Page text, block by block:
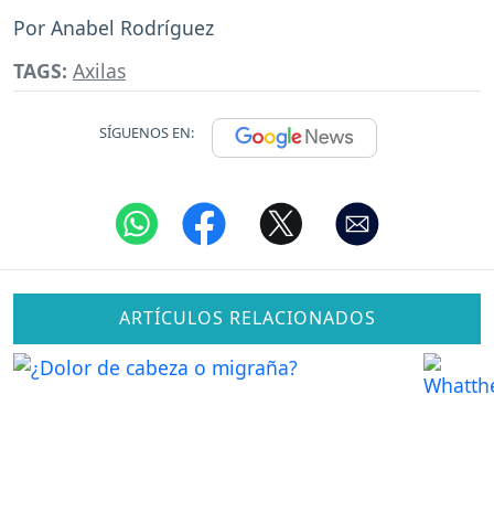
Por Anabel Rodríguez
TAGS: Axilas
SÍGUENOS EN:
ARTÍCULOS RELACIONADOS